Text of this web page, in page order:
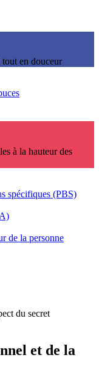
en douceur
à la hauteur des
spécifiques (PBS)
de la personne
du secret
et de la